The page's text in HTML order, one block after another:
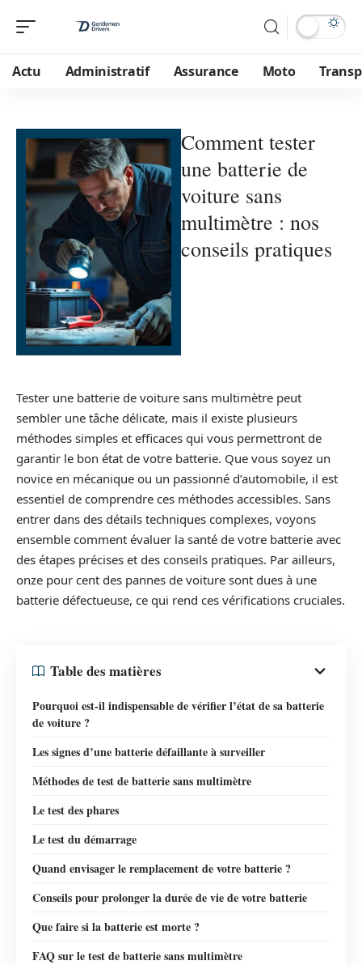
Actu Administratif Assurance Moto
Comment tester
une batterie de
voiture sans
multimètre : nos
conseils pratiques
Tester une batterie de voiture sans multimètre peut
sembler une tâche délicate, mais il existe plusieurs
méthodes simples et efficaces qui vous permettront de
garantir le bon état de votre batterie. Que vous soyez un
novice en mécanique ou un passionné d’automobile, il est
essentiel de comprendre ces méthodes accessibles. Sans
entrer dans des détails techniques complexes, voyons
ensemble comment évaluer la santé de votre batterie avec
des étapes précises et des conseils pratiques. Par ailleurs,
onze pour cent des pannes de voiture sont dues à une
batterie défectueuse, ce qui rend ces vérifications cruciales.
Table des matières
Pourquoi est-il indispensable de vérifier l’état de sa batterie
de voiture ?
Les signes d’une batterie défaillante à surveiller
Méthodes de test de batterie sans multimètre
Le test des phares
Le test du démarrage
Quand envisager le remplacement de votre batterie ?
Conseils pour prolonger la durée de vie de votre batterie
Que faire si la batterie est morte ?
FAQ sur le test de batterie sans multimètre